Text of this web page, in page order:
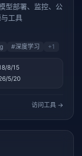
型部署、监控、公
工具
#深度学习 +1
8/15
5/20
访问工具 →